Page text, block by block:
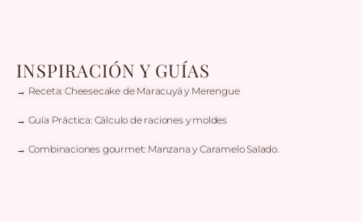
INSPIRACIÓN Y GUÍAS
→ Receta: Cheesecake de Maracuyá y Merengue
→ Guía Práctica: Cálculo de raciones y moldes
→ Combinaciones gourmet: Manzana y Caramelo Salado.